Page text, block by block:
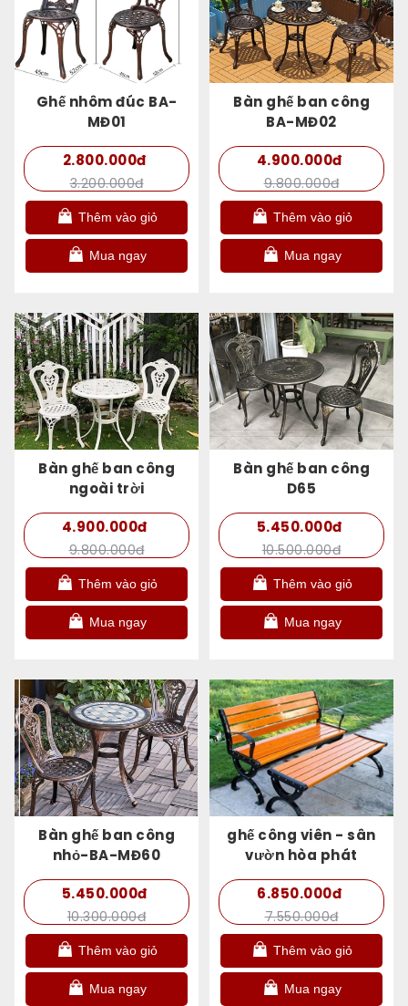
Ghế nhôm đúc BA-
MĐ01
2.800.000đ
3.200.000đ
Thêm vào giỏ
Mua ngay
Bàn ghế ban công
BA-MĐ02
4.900.000đ
9.800.000đ
Thêm vào giỏ
Mua ngay
Bàn ghế ban công
ngoài trời
4.900.000đ
9.800.000đ
Thêm vào giỏ
Mua ngay
Bàn ghế ban công
D65
5.450.000đ
10.500.000đ
Thêm vào giỏ
Mua ngay
Bàn ghế ban công
nhỏ-BA-MĐ60
5.450.000đ
10.300.000đ
Thêm vào giỏ
Mua ngay
ghế công viên - sân
vườn hòa phát
6.850.000đ
7.550.000đ
Thêm vào giỏ
Mua ngay